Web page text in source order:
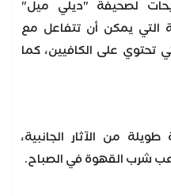
لصحيفة "ديلي ميل"
التي يمكن أن تتفاعل مع
تحتوي على الكافيين، كما
من الآثار الجانبية،
شرب القهوة في الصباح.